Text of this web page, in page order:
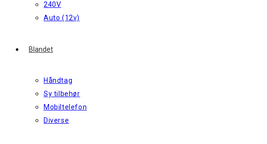
240V
Auto (12v)
Blandet
Håndtag
Sy tilbehør
Mobiltelefon
Diverse